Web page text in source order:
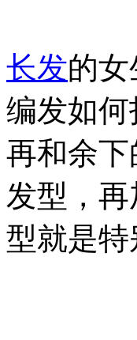
长发的
编发如
再和余
发型，
型就是特